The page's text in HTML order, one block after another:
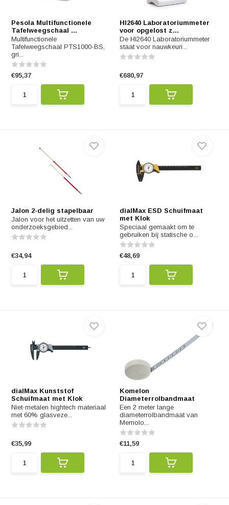
Pesola Multifunctionele
Tafelweegschaal ...
Multifunctionele
Tafelweegschaal PTS1000-BS,
gri...
€95,37
HI2640 Laboratoriummeter
voor opgelost z...
De HI2640 Laboratoriummeter
staat voor nauwkeuri...
€680,97
Jalon 2-delig stapelbaar
Jalon voor het uitzetten van uw
onderzoeksgebied...
€34,94
dialMax ESD Schuifmaat
met Klok
Speciaal gemaakt om te
gebruiken bij statische o...
€48,69
dialMax Kunststof
Schuifmaat met Klok
Niet-metalen hightech materiaal
met 60% glasveze...
€35,99
Komelon
Diameterrolbandmaat
Een 2 meter lange
diameterrolbandmaat van
Memolo...
€11,59